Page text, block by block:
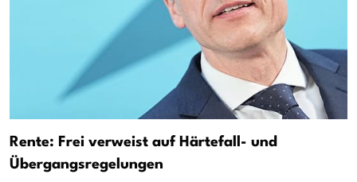
Rente: Frei verweist auf Härtefall- und
Übergangsregelungen